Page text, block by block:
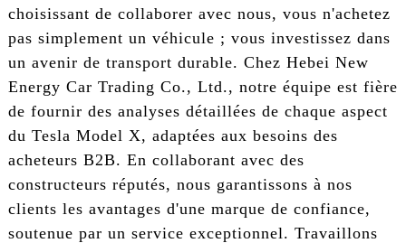
choisissant de collaborer avec nous, vous n'achetez
pas simplement un véhicule ; vous investissez dans
un avenir de transport durable. Chez Hebei New
Energy Car Trading Co., Ltd., notre équipe est fière
de fournir des analyses détaillées de chaque aspect
du Tesla Model X, adaptées aux besoins des
acheteurs B2B. En collaborant avec des
constructeurs réputés, nous garantissons à nos
clients les avantages d'une marque de confiance,
soutenue par un service exceptionnel. Travaillons